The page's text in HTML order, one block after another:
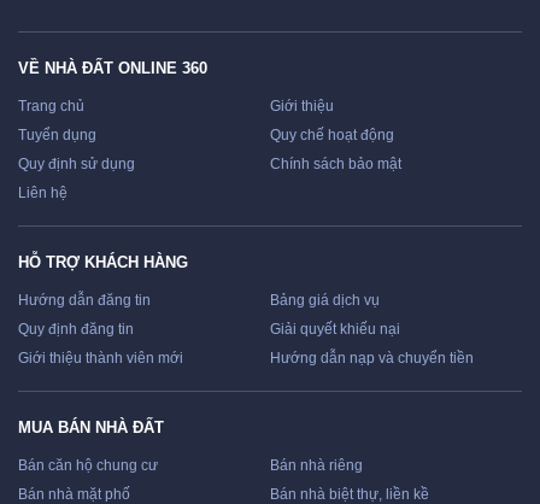
VỀ NHÀ ĐẤT ONLINE 360
Trang chủ
Giới thiệu
Tuyển dụng
Quy chế hoạt động
Quy định sử dụng
Chính sách bảo mật
Liên hệ
HỖ TRỢ KHÁCH HÀNG
Hướng dẫn đăng tin
Bảng giá dịch vụ
Quy định đăng tin
Giải quyết khiếu nại
Giới thiệu thành viên mới
Hướng dẫn nạp và chuyển tiền
MUA BÁN NHÀ ĐẤT
Bán căn hộ chung cư
Bán nhà riêng
Bán nhà mặt phố
Bán nhà biệt thự, liền kề